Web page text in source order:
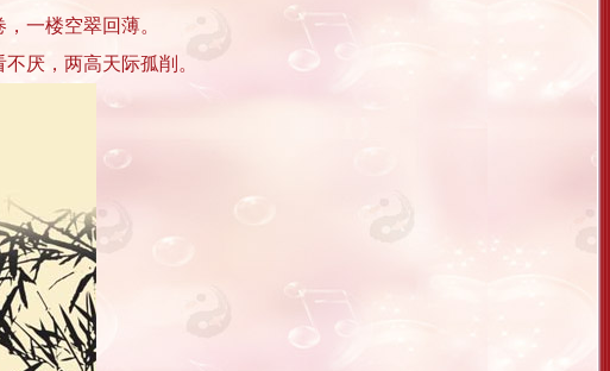
一楼空翠回薄。
厌，两高天际孤削。